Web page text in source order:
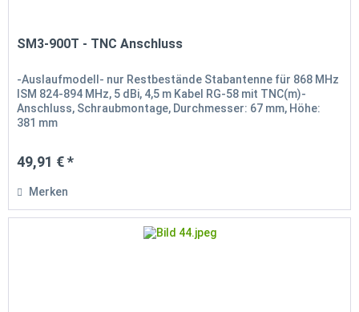
SM3-900T - TNC Anschluss
-Auslaufmodell- nur Restbestände Stabantenne für 868 MHz
ISM 824-894 MHz, 5 dBi, 4,5 m Kabel RG-58 mit TNC(m)-
Anschluss, Schraubmontage, Durchmesser: 67 mm, Höhe:
381 mm
49,91 € *
Merken